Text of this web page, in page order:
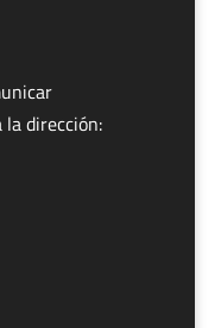
dirección: